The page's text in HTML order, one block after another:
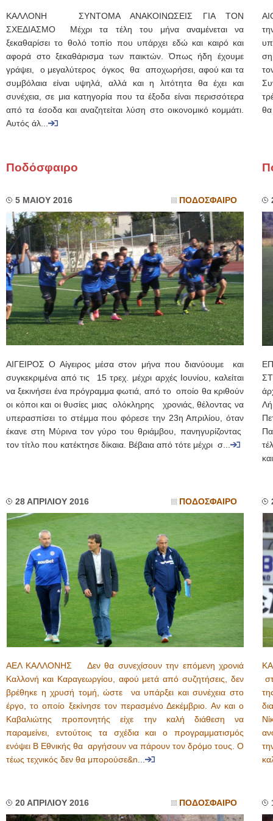
ΚΑΛΛΟΝΗ ΣΥΝΤΟΜΑ ΑΝΑΚΟΙΝΩΣΕΙΣ ΓΙΑ ΤΟΝ
ΣΧΕΔΙΑΣΜΟ Μέχρι τα τέλη του μήνα αναμένεται να
ξεκαθαρίσει το θολό τοπίο που υπάρχει εδώ και καιρό και
αφορά στο ξεκαθάρισμα των παικτών. Όπως ήδη έχουμε
γράψει, ο μεγαλύτερος όγκος θα αποχωρήσει, αφού και τα
συμβόλαια είναι υψηλά, αλλά και η λιτότητα θα έχει και
συνέχεια, σε μια κατηγορία που τα έξοδα είναι περισσότερα
από τα έσοδα και αναζητείται λύση στο οικονομικό κομμάτι.
Αυτός άλ...
θα
Ποδόσφαιρο
5 ΜΑΙΟΥ 2016 ΠΟΔΟΣΦΑΙΡΟ
ΑΙΓΕΙΡΟΣ Ο Αίγειρος μέσα στον μήνα που διανύουμε και
συγκεκριμένα από τις 15 τρεχ. μέχρι αρχές Ιουνίου, καλείται
να ξεκινήσει ένα πρόγραμμα φωτιά, από το οποίο θα κριθούν
οι κόποι και οι θυσίες μιας ολόκληρης χρονιάς, θέλοντας να
υπερασπίσει το στέμμα που φόρεσε την 23η Απριλίου, όταν
έκανε στη Μύρινα τον γύρο του θριάμβου, πανηγυρίζοντας
τον τίτλο που κατέκτησε δίκαια. Βέβαια από τότε μέχρι σ...
28 ΑΠΡΙΛΙΟΥ 2016 ΠΟΔΟΣΦΑΙΡΟ
ΑΕΛ ΚΑΛΛΟΝΗΣ Δεν θα συνεχίσουν την επόμενη χρονιά
Καλλονή και Καραγεωργίου, αφού μετά από συζητήσεις, δεν
βρέθηκε η χρυσή τομή, ώστε να υπάρξει και συνέχεια στο
έργο, το οποίο ξεκίνησε τον περασμένο Δεκέμβριο. Αν και ο
Καβαλιώτης προπονητής είχε την καλή διάθεση να
παραμείνει, εντούτοις τα σχέδια και ο προγραμματισμός
ενόψει Β Εθνικής θα αργήσουν να πάρουν τον δρόμο τους. Ο
τέως τεχνικός δεν θα μπορούσε&n...
20 ΑΠΡΙΛΙΟΥ 2016 ΠΟΔΟΣΦΑΙΡΟ